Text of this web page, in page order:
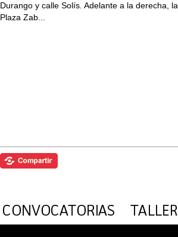
Durango y calle Solís. Adelante a la derecha, la
Plaza Zab...